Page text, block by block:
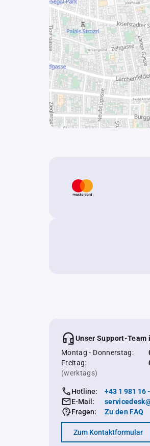
Unser Support-Team
Montag - Donnerstag:
Freitag:
(werktags)
Hotline:
+43 1 981 16
E-Mail:
Fragen:
Zu den FAQ
Zum Kontaktformular